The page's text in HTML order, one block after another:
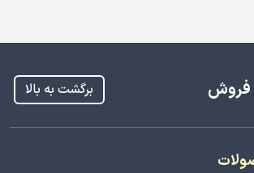
فروش برگشت به بالا